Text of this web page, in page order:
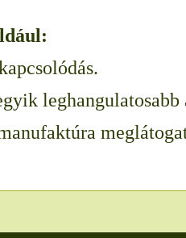
leghangulatosabb